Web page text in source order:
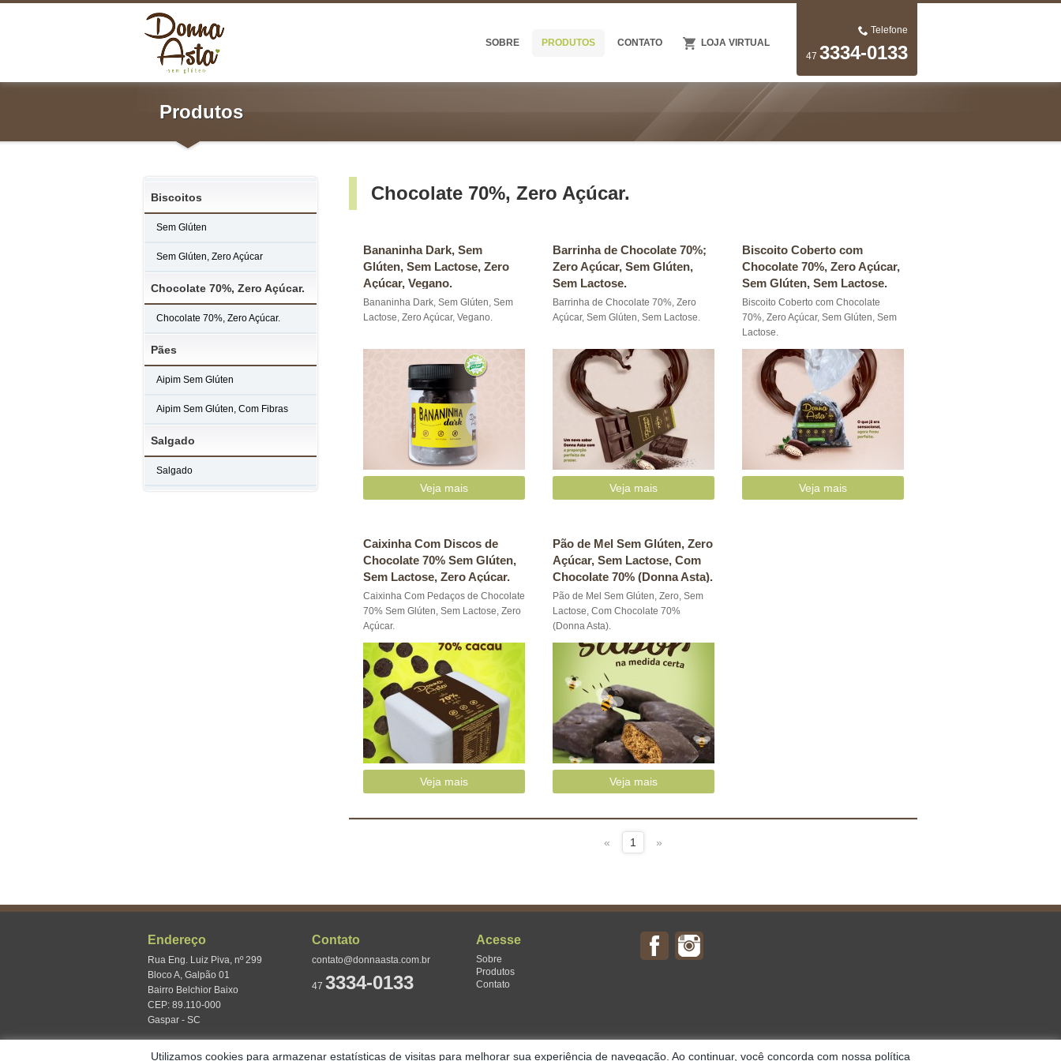
Utilizamos cookies para armazenar estatísticas de visitas para melhorar sua experiência de navegação. Ao continuar, você concorda com nossa política
Telefone
47 3334-0133
SOBRE PRODUTOS CONTATO LOJA VIRTUAL
Produtos
Chocolate 70%, Zero Açúcar.
Bananinha Dark, Sem
Glúten, Sem Lactose, Zero
Açúcar, Vegano.
Bananinha Dark, Sem Glúten, Sem
Lactose, Zero Açúcar, Vegano.
Veja mais
Barrinha de Chocolate 70%;
Zero Açúcar, Sem Glúten,
Sem Lactose.
Barrinha de Chocolate 70%, Zero
Açúcar, Sem Glúten, Sem Lactose.
Veja mais
Biscoito Coberto com
Chocolate 70%, Zero Açúcar,
Sem Glúten, Sem Lactose.
Biscoito Coberto com Chocolate
70%, Zero Açúcar, Sem Glúten, Sem
Lactose.
Veja mais
Caixinha Com Discos de
Chocolate 70% Sem Glúten,
Sem Lactose, Zero Açúcar.
Caixinha Com Pedaços de Chocolate
70% Sem Glúten, Sem Lactose, Zero
Açúcar.
Veja mais
Pão de Mel Sem Glúten, Zero
Açúcar, Sem Lactose, Com
Chocolate 70% (Donna Asta).
Pão de Mel Sem Glúten, Zero, Sem
Lactose, Com Chocolate 70%
(Donna Asta).
Veja mais
« 1 »
Biscoitos
Sem Glúten
Sem Glúten, Zero Açúcar
Chocolate 70%, Zero Açúcar.
Chocolate 70%, Zero Açúcar.
Pães
Aipim Sem Glúten
Aipim Sem Glúten, Com Fibras
Salgado
Salgado
Endereço
Rua Eng. Luiz Piva, nº 299
Bloco A, Galpão 01
Bairro Belchior Baixo
CEP: 89.110-000
Gaspar - SC
Contato
contato@donnaasta.com.br
47 3334-0133
Acesse
Sobre
Produtos
Contato